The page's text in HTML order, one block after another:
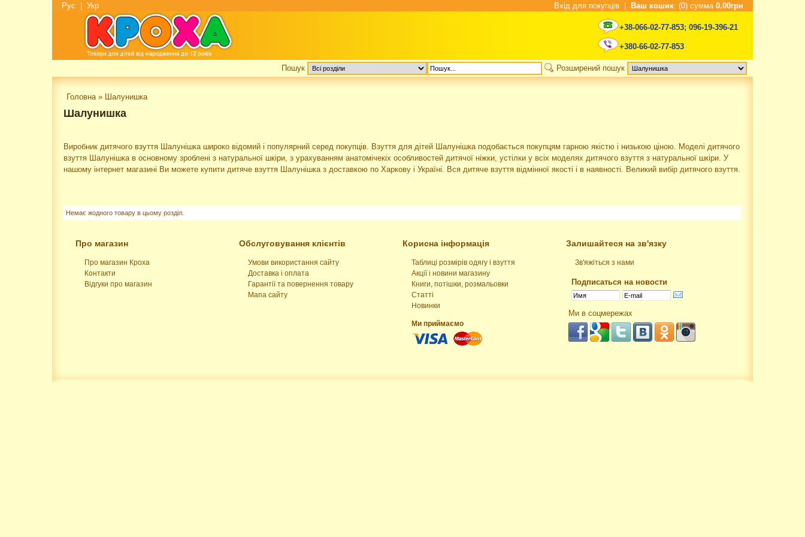
Рус Укр Вхід для покупців Ваш кошик: (0) сумма 0.00грн
+38-066-02-77-853; 096-19-396-21
+380-66-02-77-853
Пошук Розширений пошук
Головна» Шалунишка
Шалунишка
Виробник дитячого взуття Шалунішка широко відомий і популярний серед покупців. Взуття для дітей Шалунішка подобається покупцям гарною якістю і низькою ціною. Моделі дитячого
взуття Шалунішка в основному зроблені з натуральної шкіри, з урахуванням анатомічекіх особливостей дитячої ніжки, устілки у всіх моделях дитячого взуття з натуральної шкіри. У
нашому інтернет магазині Ви можете купити дитяче взуття Шалунішка з доставкою по Харкову і Україні. Вся дитяче взуття відмінної якості і в наявності. Великий вибір дитячого взуття.
Немає жодного товару в цьому розділ.
Про магазин
Про магазин Кроха
Контакти
Відгуки про магазин
Обслуговування клієнтів
Умови використання сайту
Доставка і оплата
Гарантії та повернення товару
Мапа сайту
Корисна інформація
Таблиці розмірів одягу і взуття
Акції і новини магазину
Книги, потішки, розмальовки
Статті
Новинки
Ми приймаємо
Залишайтеся на зв'язку
Зв'яжіться з нами
Подписаться на новости
Ми в соцмережах